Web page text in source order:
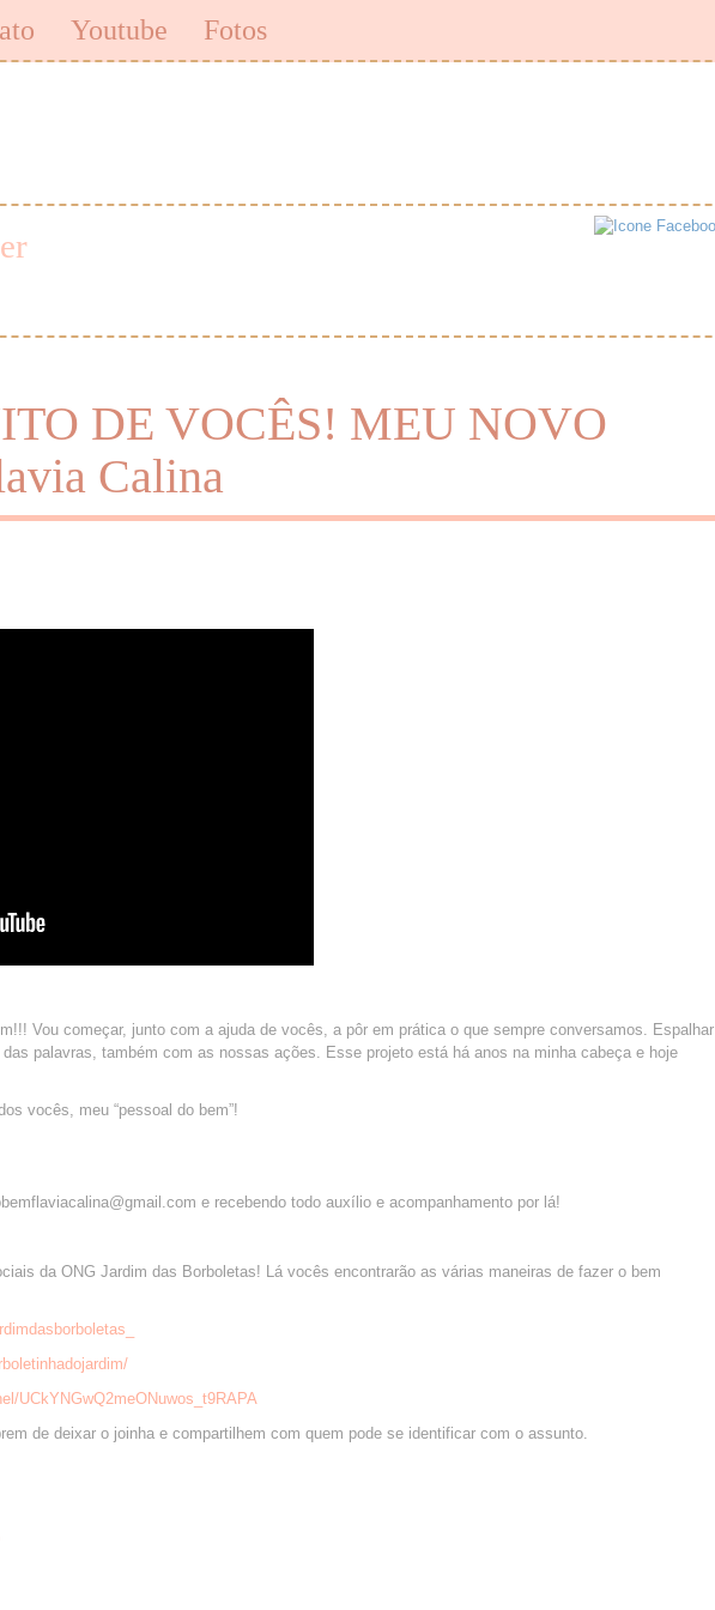
Youtube Fotos
DE VOCÊS! MEU NOVO
Calina
Vou começar, junto com a ajuda de vocês, a pôr em prática o que sempre conversamos. Espalhar
palavras, também com as nossas ações. Esse projeto está há anos na minha cabeça e hoje
vocês, meu “pessoal do bem”!
e recebendo todo auxílio e acompanhamento por lá!
da ONG Jardim das Borboletas! Lá vocês encontrarão as várias maneiras de fazer o bem
UCkYNGwQ2meONuwos_t9RAPA
de deixar o joinha e compartilhem com quem pode se identificar com o assunto.